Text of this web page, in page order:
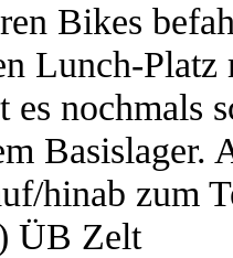
Bikes
Lunch-Platz
es nochmals
Basislager.
hinab zum
ÜB Zelt